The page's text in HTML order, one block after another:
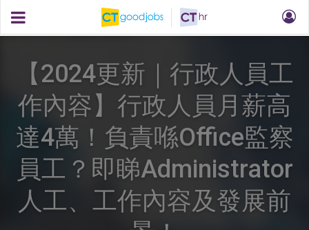
【2024更新｜行政人員工
作內容】行政人員月薪高
達4萬！負責喺Office監察
員工？即睇Administrator
人工、工作內容及發展前